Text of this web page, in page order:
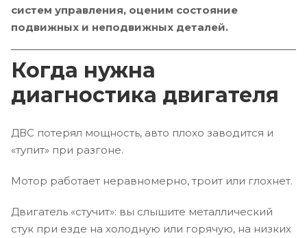
систем управления, оценим состояние
подвижных и неподвижных деталей.
Когда нужна
диагностика двигателя
ДВС потерял мощность, авто плохо заводится и
«тупит» при разгоне.
Мотор работает неравномерно, троит или глохнет.
Двигатель «стучит»: вы слышите металлический
стук при езде на холодную или горячую, на низких